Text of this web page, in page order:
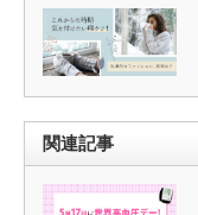
関連記事